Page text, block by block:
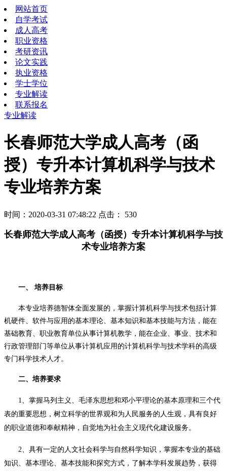
网站首页
自学考试
成人高考
职业资格
考研资讯
论文实践
执业资格
学士学位
专业解读
联系报名
专业解读
长春师范大学成人高考（函
授）专升本计算机科学与技术
专业培养方案
时间：2020-03-31 07:48:22 点击： 530
长春师范大学成人高考（函授）专升本计算机科学与技
术专业培养方案
一、培养目标
本专业培养德智体全面发展的，掌握计算机科学与技术包括计算
机硬件、软件与应用的基本理论、基本知识和基本技能与方法，能在
基础教育、职业教育单位从事计算机教学，能在企业、事业、技术和
行政管理部门等单位从事计算机应用的计算机科学与技术学科的高级
专门科学技术人才。
二、培养要求
1、掌握马列主义、毛泽东思想和邓小平理论的基本原理和三个代
表的重要思想，树立科学的世界观和为人民服务的人生观，具有良好
的职业道德和奉献精神，自觉地为社会主义现代化建设服务。
2、具有一定的人文社会科学与自然科学知识，掌握本专业的基础
知识、基本理论、基本技能和探究方式，了解本学科发展趋势，获得